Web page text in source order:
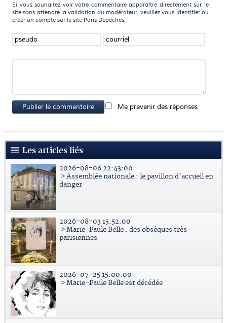
Si vous souhaitez voir votre commentaire apparaître directement sur le
site sans attendre la validation du modérateur, veuillez vous identifier ou
créer un compte sur le site Paris Dépêches.
Publier le commentaire Me prevenir des réponses
Les articles liés
2026-08-06 22:43:00
> Assemblée nationale : le pavillon d'accueil en
danger
2026-08-03 15:52:00
> Marie-Paule Belle : des obsèques très
parisiennes
2026-07-25 15:00:00
> Marie-Paule Belle est décédée